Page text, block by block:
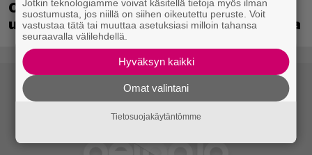
Crimson Desert sai suurpäivityksen –
uudistaa kaupankäyntiä pelimaailmassa
Jotkin teknologiamme voivat käsitellä tietoja myös ilman
suostumusta, jos niillä on siihen oikeutettu peruste. Voit
vastustaa tätä tai muuttaa asetuksiasi milloin tahansa
seuraavalla välilehdellä.
Hyväksyn kaikki
Omat valintani
Tietosuojakäytäntömme